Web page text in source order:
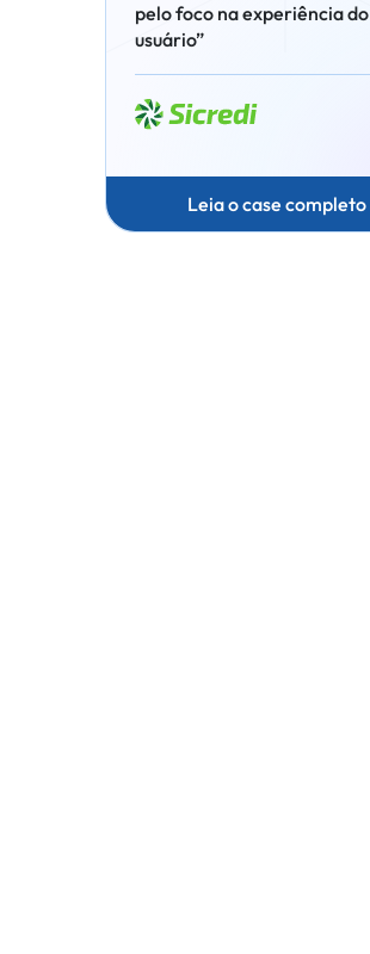
pelo foco na experiência do
usuário”
Leia o case completo